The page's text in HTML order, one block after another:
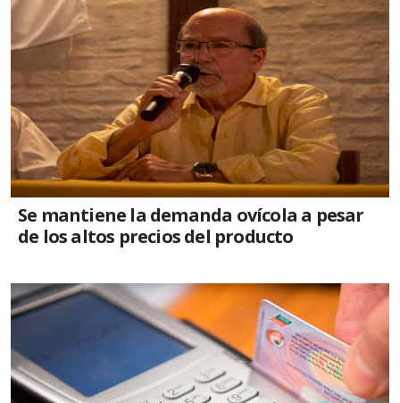
Se mantiene la demanda ovícola a pesar
de los altos precios del producto